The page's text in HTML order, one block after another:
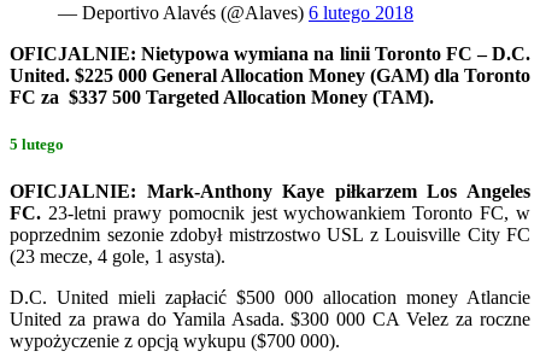
— Deportivo Alavés (@Alaves) 6 lutego 2018
OFICJALNIE: Nietypowa wymiana na linii Toronto FC – D.C.
United. $225 000 General Allocation Money (GAM) dla Toronto
FC za $337 500 Targeted Allocation Money (TAM).
5 lutego
OFICJALNIE: Mark-Anthony Kaye piłkarzem Los Angeles
FC. 23-letni prawy pomocnik jest wychowankiem Toronto FC, w
poprzednim sezonie zdobył mistrzostwo USL z Louisville City FC
(23 mecze, 4 gole, 1 asysta).
D.C. United mieli zapłacić $500 000 allocation money Atlancie
United za prawa do Yamila Asada. $300 000 CA Velez za roczne
wypożyczenie z opcją wykupu ($700 000).